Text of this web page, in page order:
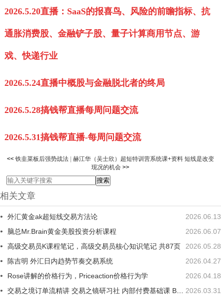
2026.5.20直播：SaaS的报喜鸟、风险的前瞻指标、抗
通胀消费股、金融铲子股、量子计算商用节点、游
戏、快递行业
2026.5.24直播中概股与金融脱北者的终局
2026.5.28搞钱帮直播每周问题交流
2026.5.31搞钱帮直播-每周问题交流
<< 铁韭菜板后强势战法
赫江华（吴士欣）超短特训营系统课+资料 短线是改变
现况的机会 >>
相关文章
2026.06.13
外汇黄金ak超短线交易方法论
2026.06.07
脑总Mr.Brain黄金美股投资分析课程
2026.05.28
高级交易员K课程笔记，高级交易员核心知识笔记 共87页
2026.04.27
陈吉明 外汇日内趋势节奏交易系统
2026.04.18
Rose讲解的价格行为，Priceaction价格行为学
2026.03.31
交易之境订单流精讲 交易之镜研习社 内部付费基础课 B站交易博主 SMC聪明钱